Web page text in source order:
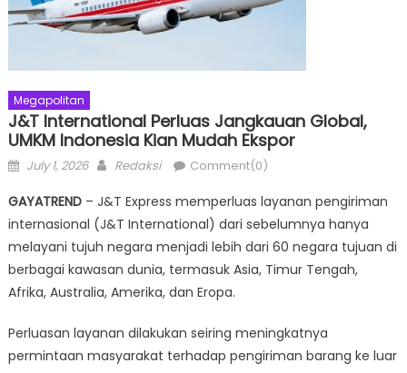
Megapolitan
J&T International Perluas Jangkauan Global,
UMKM Indonesia Kian Mudah Ekspor
Posted
July 1, 2026 Author
Redaksi Comment(0)
GAYATREND– J&T Express memperluas layanan pengiriman
internasional (J&T International) dari sebelumnya hanya
melayani tujuh negara menjadi lebih dari 60 negara tujuan di
berbagai kawasan dunia, termasuk Asia, Timur Tengah,
Afrika, Australia, Amerika, dan Eropa.
Perluasan layanan dilakukan seiring meningkatnya
permintaan masyarakat terhadap pengiriman barang ke luar